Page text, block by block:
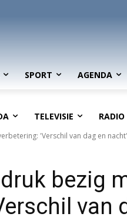
SPORT AGENDA
TELEVISIE RADIO
'Verschil van dag en nacht'
bezig
van